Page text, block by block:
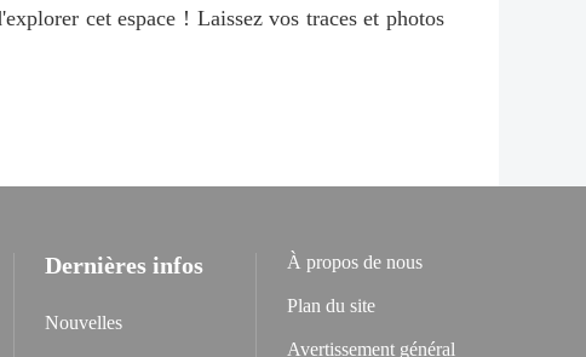
cet espace ! Laissez vos traces et photos
Dernières infos
Nouvelles
À propos de nous
Plan du site
Avertissement général